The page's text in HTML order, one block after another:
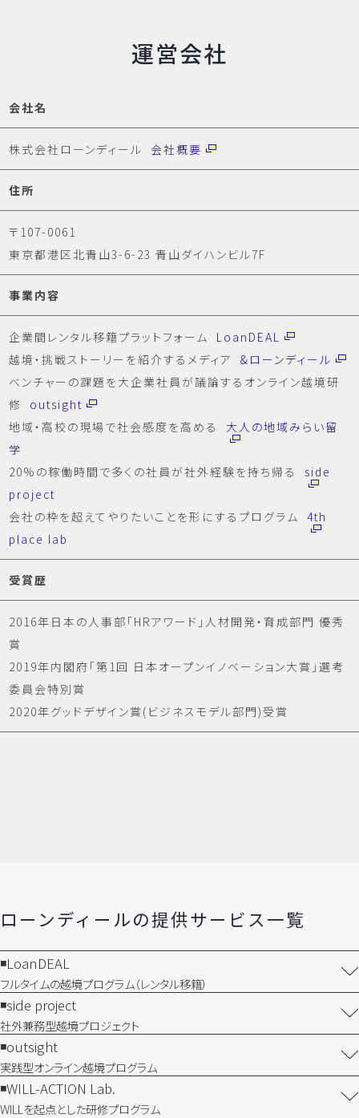
運営会社
会社名
株式会社ローンディール 会社概要
住所
〒107-0061
東京都港区北青山3-6-23 青山ダイハンビル7F
事業内容
企業間レンタル移籍プラットフォーム
LoanDEAL
越境・挑戦ストーリーを紹介するメディア
&ローンディール
ベンチャーの課題を大企業社員が議論するオンライン越境研
修
outsight
地域・高校の現場で社会感度を高める
大人の地域みらい留
学
20%の稼働時間で多くの社員が社外経験を持ち帰る
side
project
会社の枠を超えてやりたいことを形にするプログラム
4th
place lab
受賞歴
2016年日本の人事部「HRアワード」人材開発・育成部門 優秀
賞
2019年内閣府「第1回 日本オープンイノベーション大賞」選考
委員会特別賞
2020年グッドデザイン賞(ビジネスモデル部門)受賞
ローンディールの​提供サービス一覧
LoanDEAL
フルタイムの越境プログラム​（レンタル移籍）
side project
社外兼務型​越境プロジェクト
outsight
実践型オンライン​越境プログラム
WILL-ACTION Lab.
WILLを​起点とした​研修プログラム